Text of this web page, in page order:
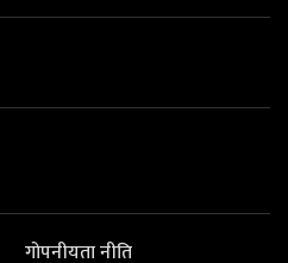
गोपनीयता नीति